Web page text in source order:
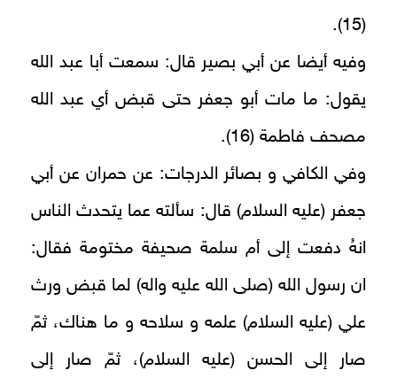
(15).
وفيه أيضا عن أبي بصير قال: سمعت أبا عبد الله
يقول: ما مات أبو جعفر حتى قبض أي عبد الله
مصحف فاطمة (16).
وفي الكافي و بصائر الدرجات: عن حمران عن أبي
جعفر (عليه السلام) قال: سألته عما يتحدث الناس
انهُ دفعت إلى أم سلمة صحيفة مختومة فقال:
ان رسول الله (صلى الله عليه واله) لما قبض ورث
علي (عليه السلام) علمه و سلاحه و ما هناك، ثمّ
صار إلى الحسن (عليه السلام)، ثمّ صار إلى